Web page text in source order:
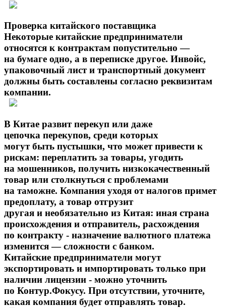
Проверка китайского поставщика
Некоторые китайские предприниматели
относятся к контрактам попустительно —
на бумаге одно, а в переписке другое. Инвойс,
упаковочный лист и транспортный документ
должны быть составлены согласно реквизитам
компании.
В Китае развит перекуп или даже
цепочка перекупов, среди которых
могут быть пустышки, что может привести к
рискам: переплатить за товары, угодить
на мошенников, получить низкокачественный
товар или столкнуться с проблемами
на таможне. Компания уходя от налогов примет
предоплату, а товар отгрузит
другая и необязательно из Китая: иная страна
происхождения и отправитель, расхождения
по контракту - назначение валютного платежа
изменится — сложности с банком.
Китайские предприниматели могут
экспортировать и импортировать только при
наличии лицензии - можно уточнить
по Контур.Фокусу. При отсутствии, уточните,
какая компания будет отправлять товар.